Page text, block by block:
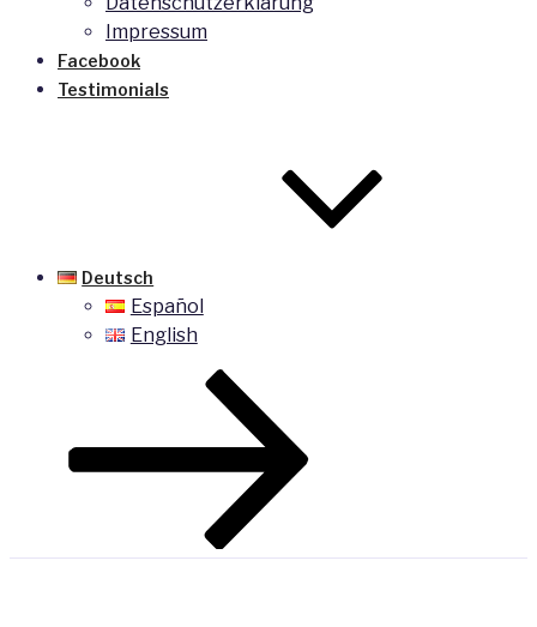
Impressum
Facebook
Testimonials
Deutsch
Español
English